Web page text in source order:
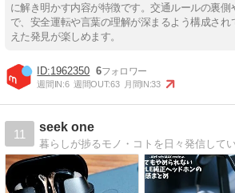
に解き明かす内容が特徴です。交通ルールの裏側
で、安全運転や言葉の理解が深まるよう構成さ
えた発見が楽しめます。
1962350 6
週間IN:6 週間OUT:63 月間IN:33
11
seek one